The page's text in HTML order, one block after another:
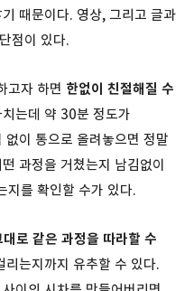
때문이다. 영상, 그리고 글과
점이 있다.
고자 하면 한없이 친절해질 수
는데 약 30분 정도가
이 통으로 올려놓으면 정말
과정을 거쳤는지 남김없이
지를 확인할 수가 있다.
대로 같은 과정을 따라할 수
는지까지 유추할 수 있다.